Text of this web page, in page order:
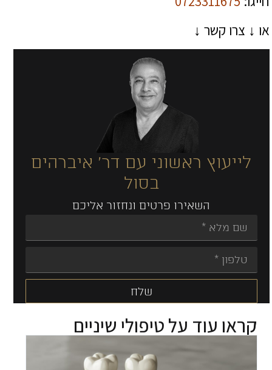
או ↓ צרו קשר ↓
לייעוץ ראשוני עם דר' איברהים
בסול
השאירו פרטים ונחזור אליכם
שלח
קראו עוד עלטיפולי שיניים